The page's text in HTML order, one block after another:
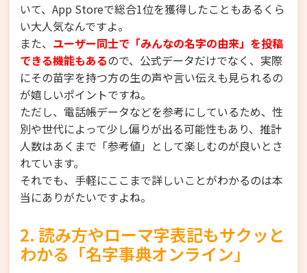
いて、App Storeで総合1位を獲得したこともあるくら
い大人気なんですよ。
また、 ユーザー同士で「みんなの名字の由来」を投稿
できる機能もあるので、公式データだけでなく、実際
にその苗字を持つ方の生の声や言い伝えも見られるの
が嬉しいポイントですね。
ただし、電話帳データなどを参考にしているため、性
別や世代によって少し偏りが出る可能性もあり、推計
人数はあくまで「参考値」として楽しむのが良いとさ
れています。
それでも、手軽にここまで詳しいことがわかるのは本
当にありがたいですよね。
2. 読み方やローマ字表記もサクッと
わかる「名字事典オンライン」